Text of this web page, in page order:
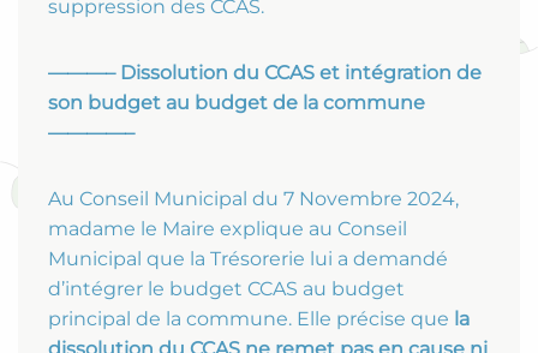
suppression des CCAS.
———– Dissolution du CCAS et intégration de
son budget au budget de la commune
————–
Au Conseil Municipal du 7 Novembre 2024,
madame le Maire explique au Conseil
Municipal que la Trésorerie lui a demandé
d’intégrer le budget CCAS au budget
principal de la commune. Elle précise que la